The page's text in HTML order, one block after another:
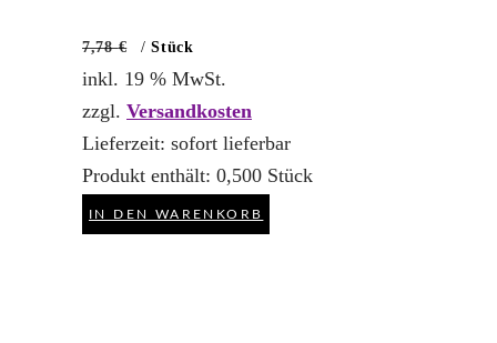
3,89 €
7,78€ /Stück
inkl. 19 % MwSt.
zzgl. Versandkosten
Lieferzeit: sofort lieferbar
Produkt enthält: 0,500 Stück
IN DEN WARENKORB